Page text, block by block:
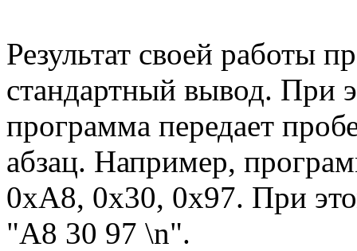
Результат своей работы
стандартный вывод. При
программа передает
абзац. Например,
0xA8, 0x30, 0x97. При
"A8 30 97 \n".